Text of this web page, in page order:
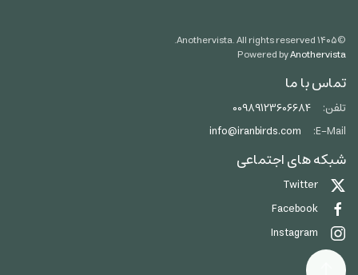
©۱۴۰۵
Powered byAnothervista
تماس با ما
تلفن:
00989123606684
E-Mail:
info@iranbirds.com
شبکه های اجتماعی
Twitter
Facebook
Instagram